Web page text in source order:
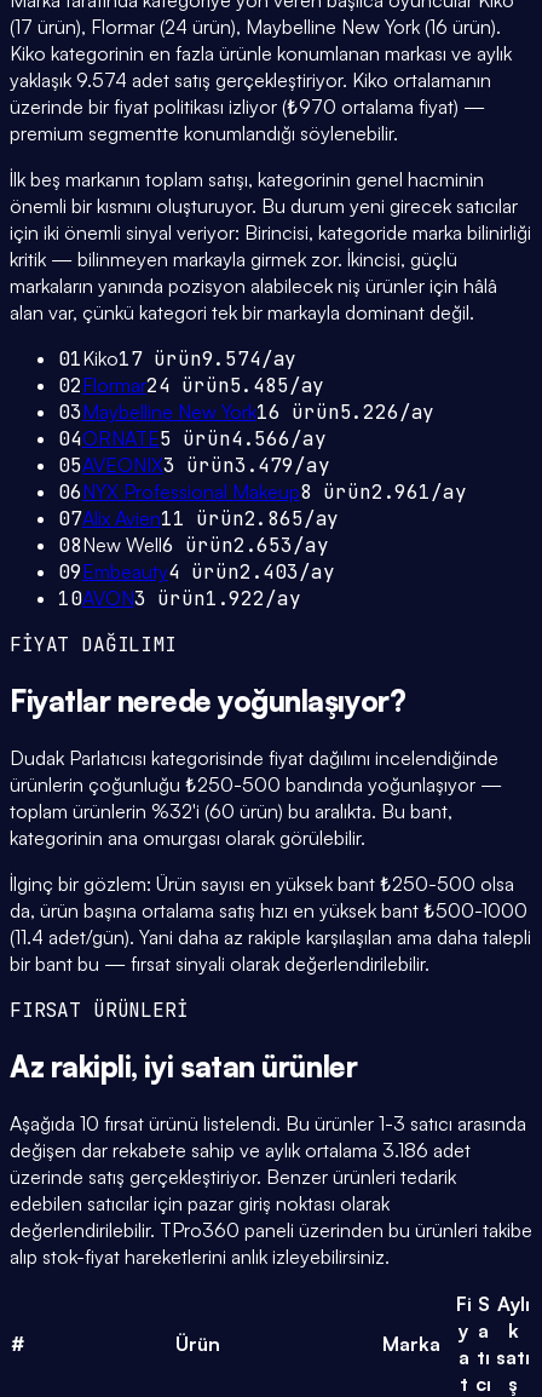
(17 ürün), Flormar (24 ürün), Maybelline New York (16 ürün).
Kiko kategorinin en fazla ürünle konumlanan markası ve aylık
yaklaşık 9.574 adet satış gerçekleştiriyor. Kiko ortalamanın
üzerinde bir fiyat politikası izliyor (₺970 ortalama fiyat) —
premium segmentte konumlandığı söylenebilir.
İlk beş markanın toplam satışı, kategorinin genel hacminin
önemli bir kısmını oluşturuyor. Bu durum yeni girecek satıcılar
için iki önemli sinyal veriyor: Birincisi, kategoride marka bilinirliği
kritik — bilinmeyen markayla girmek zor. İkincisi, güçlü
markaların yanında pozisyon alabilecek niş ürünler için hâlâ
alan var, çünkü kategori tek bir markayla dominant değil.
01Kiko17ürün9.574/ay
02Flormar24 ürün5.485/ay
03Maybelline New York16 ürün5.226/ay
04ORNATE5 ürün4.566/ay
05AVEONIX3 ürün3.479/ay
06NYX Professional Makeup8 ürün2.961/ay
07Alix Avien11 ürün2.865/ay
08New Well6 ürün2.653/ay
09Embeauty4 ürün2.403/ay
10AVON3 ürün1.922/ay
FİYAT DAĞILIMI
Fiyatlar nerede yoğunlaşıyor?
Dudak Parlatıcısı kategorisinde fiyat dağılımı incelendiğinde
ürünlerin çoğunluğu ₺250-500 bandında yoğunlaşıyor —
toplam ürünlerin %32'i (60 ürün) bu aralıkta. Bu bant,
kategorinin ana omurgası olarak görülebilir.
İlginç bir gözlem: Ürün sayısı en yüksek bant ₺250-500 olsa
da, ürün başına ortalama satış hızı en yüksek bant ₺500-1000
(11.4 adet/gün). Yani daha az rakiple karşılaşılan ama daha talepli
bir bant bu — fırsat sinyali olarak değerlendirilebilir.
FIRSAT ÜRÜNLERİ
Az rakipli, iyi satan ürünler
Aşağıda 10 fırsat ürünü listelendi. Bu ürünler 1-3 satıcı arasında
değişen dar rekabete sahip ve aylık ortalama 3.186 adet
üzerinde satış gerçekleştiriyor. Benzer ürünleri tedarik
edebilen satıcılar için pazar giriş noktası olarak
değerlendirilebilir. TPro360 paneli üzerinden bu ürünleri takibe
alıp stok-fiyat hareketlerini anlık izleyebilirsiniz.
# Ürün Marka
Fi
y
a
t
S
a
tı
cı
Aylı
k
satı
ş